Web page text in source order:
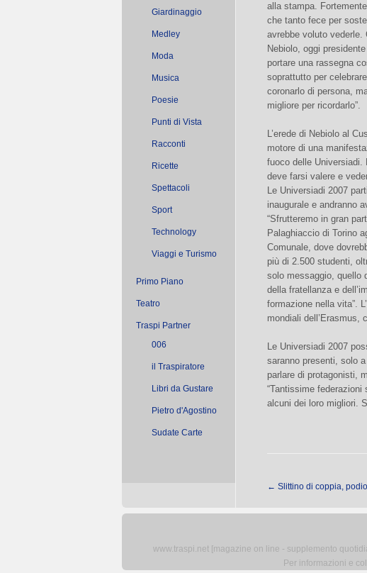
Giardinaggio
Medley
Moda
Musica
Poesie
Punti di Vista
Racconti
Ricette
Spettacoli
Sport
Technology
Viaggi e Turismo
Primo Piano
Teatro
Traspi Partner
006
il Traspiratore
Libri da Gustare
Pietro d'Agostino
Sudate Carte
alla stampa.
che tanto fece per
avrebbe voluto vederle.
Nebiolo, oggi
portare una rassegna
soprattutto per
coronarlo di persona,
migliore per ricordarlo”.
L’erede di Nebiolo al
motore di una
fuoco delle Universiadi.
deve farsi valere e
Le Universiadi 2007
inaugurale e andranno
“Sfrutteremo in gran
Palaghiaccio di Torino
Comunale, dove
più di 2.500 studenti,
solo messaggio, quello
della fratellanza e
formazione nella vita”.
mondiali dell’Erasmus,
Le Universiadi 2007
saranno presenti, solo
parlare di protagonisti,
“Tantissime
alcuni dei loro migliori.
← Slittino di coppia,
www.traspi.net [magazine on line - supplemento
Per informazioni e